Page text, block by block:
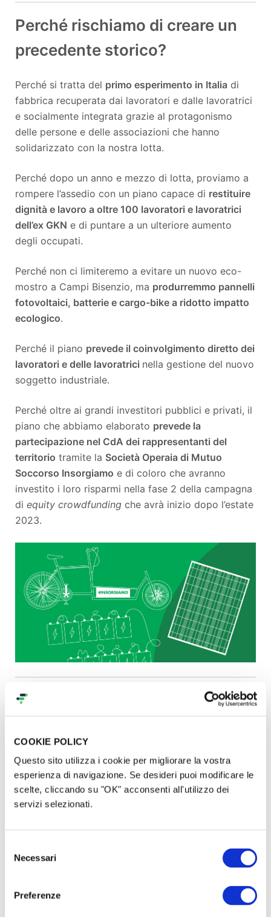
COOKIE POLICY
Questo sito utilizza i cookie per migliorare la vostra
esperienza di navigazione. Se desideri puoi modificare le
scelte, cliccando su "OK" acconsenti all'utilizzo dei
servizi selezionati.
delNecessari
Preferenze
Perché rischiamo di creare un
precedente storico?
Perché si tratta del primo esperimento in Italia di
fabbrica recuperata dai lavoratori e dalle lavoratrici
e socialmente integrata grazie al protagonismo
delle persone e delle associazioni che hanno
solidarizzato con la nostra lotta.
Perché dopo un anno e mezzo di lotta, proviamo a
rompere l’assedio con un piano capace di restituire
dignità e lavoro a oltre 100 lavoratori e lavoratrici
dell’ex GKN e di puntare a un ulteriore aumento
degli occupati.
Perché non ci limiteremo a evitare un nuovo eco-
mostro a Campi Bisenzio, ma produrremmo pannelli
fotovoltaici, batterie e cargo-bike a ridotto impatto
ecologico.
Perché il piano prevede il coinvolgimento diretto dei
lavoratori e delle lavoratrici nella gestione del nuovo
soggetto industriale.
Perché oltre ai grandi investitori pubblici e privati, il
piano che abbiamo elaborato prevede la
partecipazione nel CdA dei rappresentanti del
territorio tramite la Società Operaia di Mutuo
Soccorso Insorgiamo e di coloro che avranno
investito i loro risparmi nella fase 2 della campagna
di equity crowdfunding che avrà inizio dopo l’estate
2023.
Produrremmo pannelli
e cargo-bike a ridotto impatto
ecologico
, ricercatori e
organizzazioni (